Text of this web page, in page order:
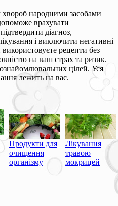
хвороб народними засобами
врахувати
діагноз,
і виключити негативні
рецепти без
на ваш страх та ризик.
цілей. Уся
лежить на вас.
Продукти для
очищення
організму
Лікування
травою
мокрицей